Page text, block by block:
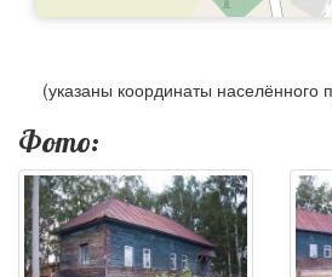
(указаны координаты населённого
Фото: